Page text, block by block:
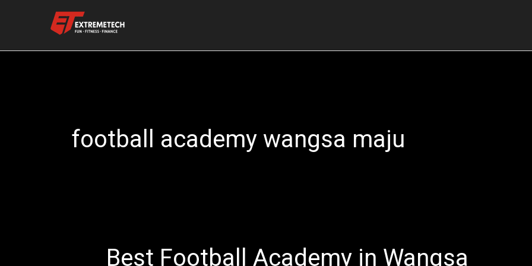
football academy wangsa maju
Best Football Academy in Wangsa
Best